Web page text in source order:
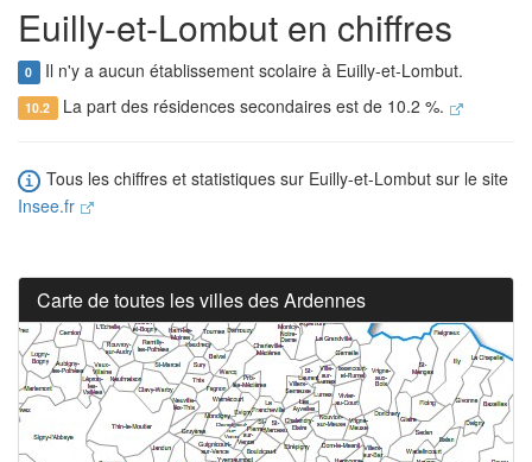
Euilly-et-Lombut en chiffres
0 Il n'y a aucun établissement scolaire à Euilly-et-Lombut.
10.2 La part des résidences secondaires est de 10.2 %.
Tous les chiffres et statistiques sur Euilly-et-Lombut sur le site
Insee.fr
Carte de toutes les villes des Ardennes